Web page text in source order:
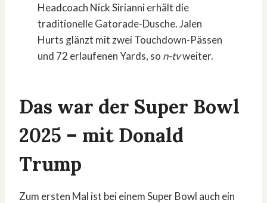
Headcoach Nick Sirianni erhält die
traditionelle Gatorade-Dusche. Jalen
Hurts glänzt mit zwei Touchdown-Pässen
und 72 erlaufenen Yards, so n-tvweiter.
Das war der Super Bowl
2025 – mit Donald
Trump
Zum ersten Mal ist bei einem Super Bowl auch ein